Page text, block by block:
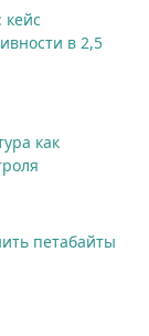
в 2,5
как
петабайты